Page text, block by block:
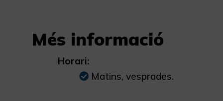
Més informació
Horari:
Matins, vesprades.